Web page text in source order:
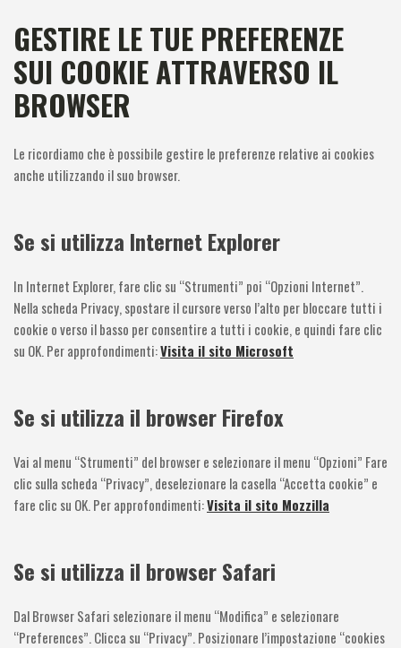
GESTIRE LE TUE PREFERENZE
SUI COOKIE ATTRAVERSO IL
BROWSER
Le ricordiamo che è possibile gestire le preferenze relative ai cookies
anche utilizzando il suo browser.
Se si utilizza Internet Explorer
In Internet Explorer, fare clic su “Strumenti” poi “Opzioni Internet”.
Nella scheda Privacy, spostare il cursore verso l’alto per bloccare tutti i
cookie o verso il basso per consentire a tutti i cookie, e quindi fare clic
su OK. Per approfondimenti:Visita il sito Microsoft
Se si utilizza il browser Firefox
Vai al menu “Strumenti” del browser e selezionare il menu “Opzioni” Fare
clic sulla scheda “Privacy”, deselezionare la casella “Accetta cookie” e
fare clic su OK. Per approfondimenti:Visita il sito Mozzilla
Se si utilizza il browser Safari
Dal Browser Safari selezionare il menu “Modifica” e selezionare
“Preferences”. Clicca su “Privacy”. Posizionare l’impostazione “cookies